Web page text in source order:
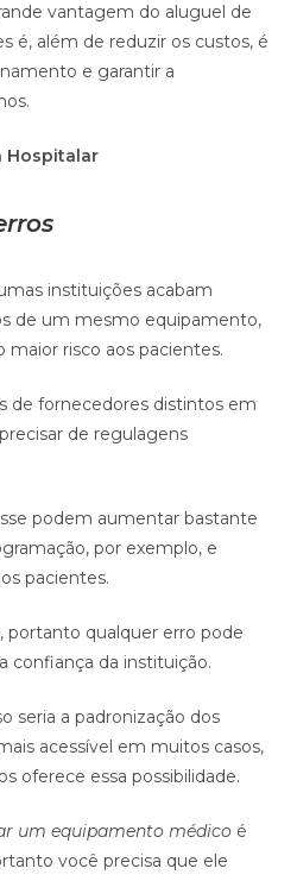
vantagem do aluguel de
é, além de reduzir os custos, é
e garantir a
Hospitalar
instituições acabam
de um mesmo equipamento,
maior risco aos pacientes.
de fornecedores distintos em
de regulagens
podem aumentar bastante
por exemplo, e
pacientes.
portanto qualquer erro pode
da instituição.
seria a padronização dos
acessível em muitos casos,
oferece essa possibilidade.
um equipamento médico é
você precisa que ele